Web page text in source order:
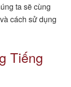
ta sẽ cùng
cách sử dụng
Tiếng